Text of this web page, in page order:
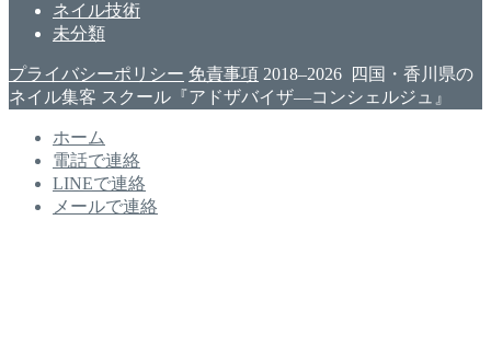
ネイル技術
未分類
プライバシーポリシー 免責事項 2018–2026 四国・香川県の
ネイル集客 スクール『アドザバイザ―コンシェルジュ』
ホーム
電話で連絡
LINEで連絡
メールで連絡